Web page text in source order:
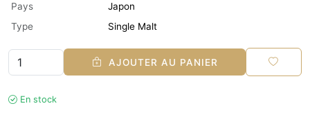
Pays
Japon
Type
Single Malt
AJOUTER AU PANIER
En stock